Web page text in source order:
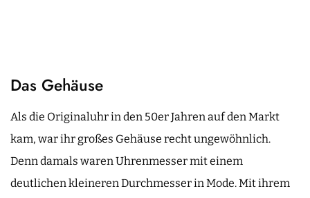
Das Gehäuse
Als die Originaluhr in den 50er Jahren auf den Markt
kam, war ihr großes Gehäuse recht ungewöhnlich.
Denn damals waren Uhrenmesser mit einem
deutlichen kleineren Durchmesser in Mode. Mit ihrem